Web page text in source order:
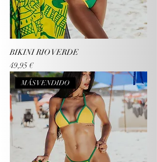
BIKINI RIO VERDE
Precio
49,95 €
MÁS VENDIDO